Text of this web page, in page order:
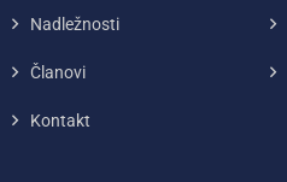
Nadležnosti
Članovi
Kontakt